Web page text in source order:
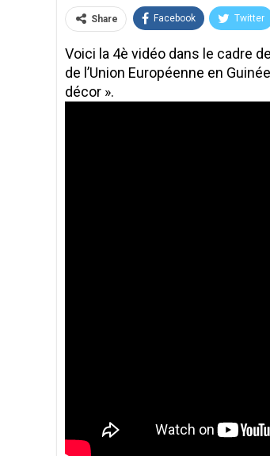
Share Facebook Twitter
Voici la 4è vidéo dans le cadre
de l’Union Européenne en
décor ».